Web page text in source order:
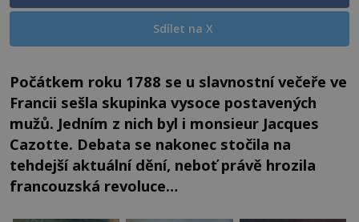
Sdílet na X
Počátkem roku 1788 se u slavnostní večeře ve
Francii sešla skupinka vysoce postavených
mužů. Jedním z nich byl i monsieur Jacques
Cazotte. Debata se nakonec stočila na
tehdejší aktuální dění, neboť právě hrozila
francouzská revoluce…